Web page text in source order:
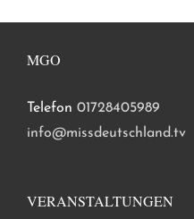
MGO
Telefon 01728405989
info@missdeutschland.tv
VERANSTALTUNGEN